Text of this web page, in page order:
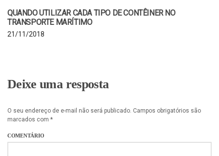
QUANDO UTILIZAR CADA TIPO DE CONTÊINER NO
TRANSPORTE MARÍTIMO
21/11/2018
Deixe uma resposta
O seu endereço de e-mail não será publicado. Campos obrigatórios são
marcados com *
COMENTÁRIO